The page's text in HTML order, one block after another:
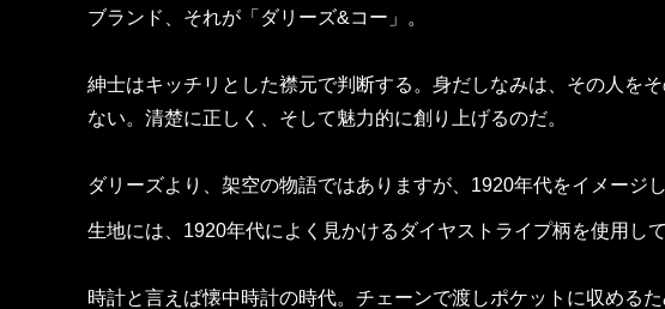
ブランド、それが「ダリーズ&コー」。
紳士はキッチリとした襟元で判断する。身だしなみは、その人を
ない。清楚に正しく、そして魅力的に創り上げるのだ。
ダリーズより、架空の物語ではありますが、1920年代をイメージ
生地には、1920年代によく見かけるダイヤストライプ柄を使用し
時計と言えば懐中時計の時代。チェーンで渡しポケットに収める